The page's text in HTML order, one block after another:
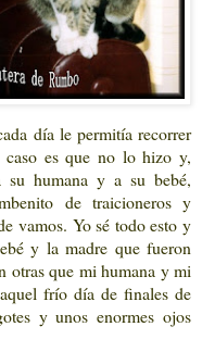
día le permitía recorrer
caso es que no lo hizo y,
su humana y a su bebé,
de traicioneros y
vamos. Yo sé todo esto y
y la madre que fueron
otras que mi humana y mi
frío día de finales de
y unos enormes ojos